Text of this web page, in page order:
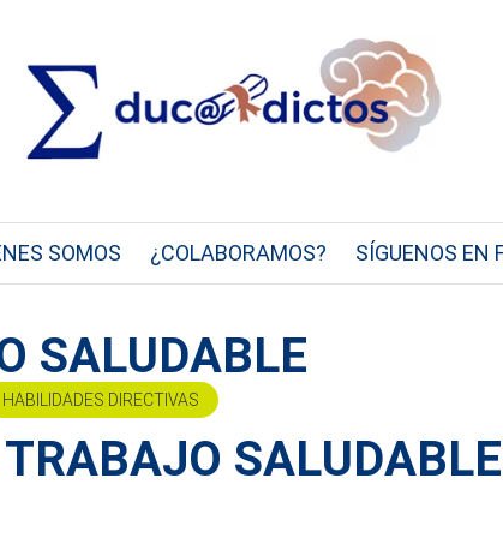
SOMOS ¿COLABORAMOS? SÍGUENOS EN
SALUDABLE
HABILIDADES DIRECTIVAS